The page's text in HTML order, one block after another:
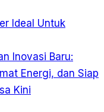
Ideal Untuk
Inovasi Baru:
Energi, dan Siap
Kini